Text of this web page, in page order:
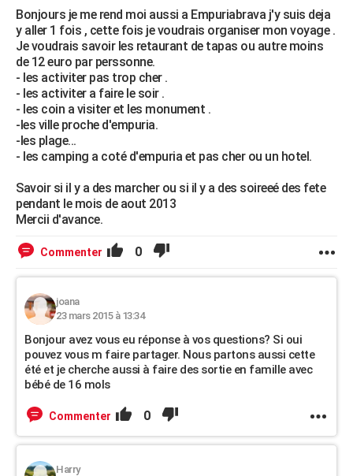
Bonjours je me rend moi aussi a Empuriabrava j'y suis deja
y aller 1 fois , cette fois je voudrais organiser mon voyage .
Je voudrais savoir les retaurant de tapas ou autre moins
de 12 euro par perssonne.
- les activiter pas trop cher .
- les activiter a faire le soir .
- les coin a visiter et les monument .
-les ville proche d'empuria.
-les plage...
- les camping a coté d'empuria et pas cher ou un hotel.
Savoir si il y a des marcher ou si il y a des soireeé des fete
pendant le mois de aout 2013
Mercii d'avance.
Commenter 0
joana
23 mars 2015 à 13:34
Bonjour avez vous eu réponse à vos questions? Si oui
pouvez vous m faire partager. Nous partons aussi cette
été et je cherche aussi à faire des sortie en famille avec
bébé de 16 moIs
Commenter 0
Harry